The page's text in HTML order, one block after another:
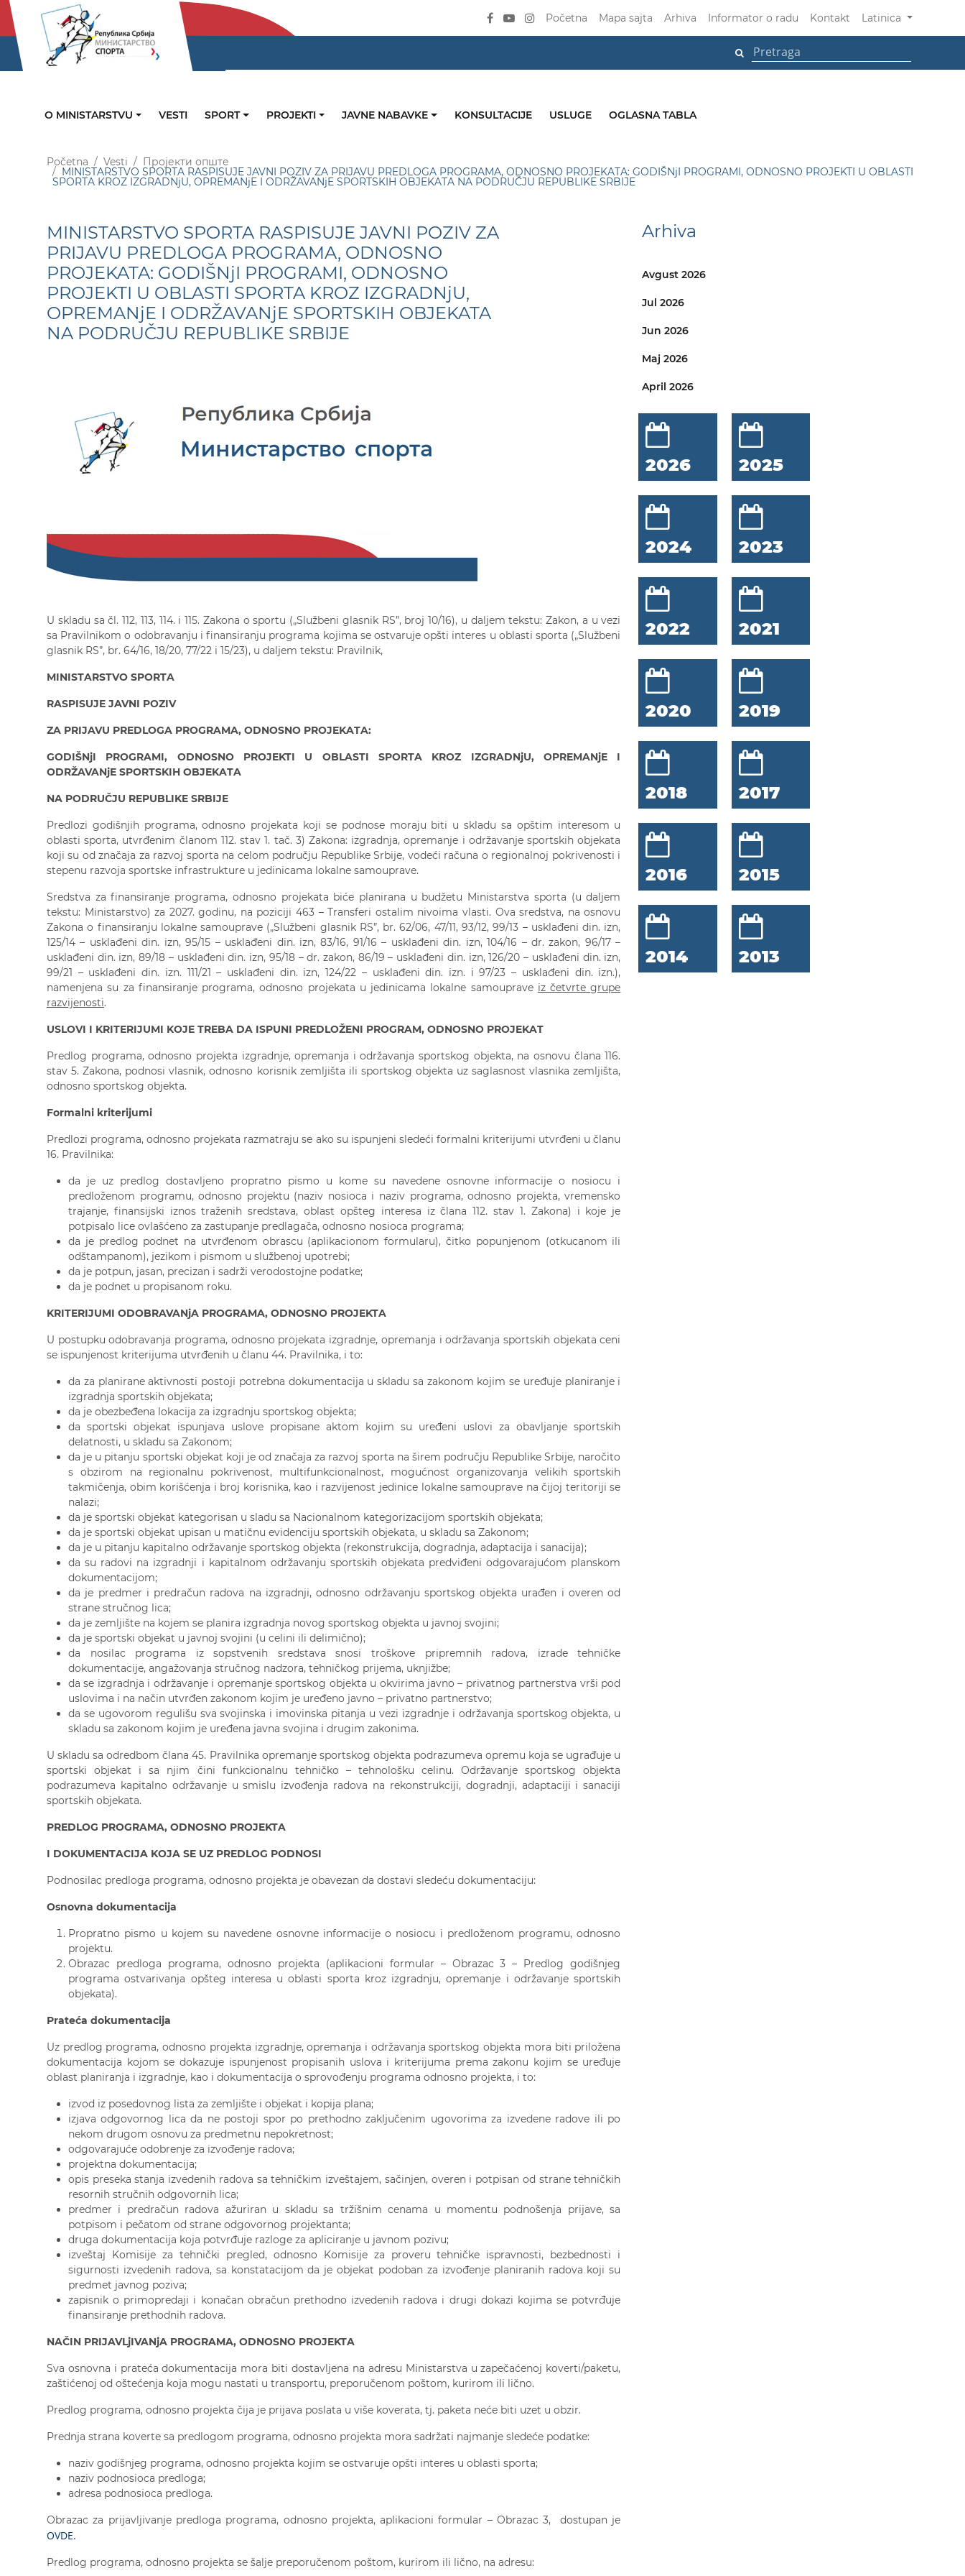
Početna Mapa sajta Arhiva Informator o radu Kontakt Latinica
O MINISTARSTVU VESTI SPORT PROJEKTI JAVNE NABAVKE KONSULTACIJE USLUGE OGLASNA TABLA
Početna Vesti Пројекти опште
MINISTARSTVO SPORTA RASPISUJE JAVNI POZIV ZA PRIJAVU PREDLOGA PROGRAMA, ODNOSNO PROJEKATA: GODIŠNjI PROGRAMI, ODNOSNO PROJEKTI U OBLASTI
SPORTA KROZ IZGRADNjU, OPREMANjE I ODRŽAVANjE SPORTSKIH OBJEKATA NA PODRUČJU REPUBLIKE SRBIJE
MINISTARSTVO SPORTA RASPISUJE JAVNI POZIV ZA
PRIJAVU PREDLOGA PROGRAMA, ODNOSNO
PROJEKATA: GODIŠNjI PROGRAMI, ODNOSNO
PROJEKTI U OBLASTI SPORTA KROZ IZGRADNjU,
OPREMANjE I ODRŽAVANjE SPORTSKIH OBJEKATA
NA PODRUČJU REPUBLIKE SRBIJE
U skladu sa čl. 112, 113, 114. i 115. Zakona o sportu („Službeni glasnik RS”, broj 10/16), u daljem tekstu: Zakon, a u vezi
sa Pravilnikom o odobravanju i finansiranju programa kojima se ostvaruje opšti interes u oblasti sporta („Službeni
glasnik RS”, br. 64/16, 18/20, 77/22 i 15/23), u daljem tekstu: Pravilnik,
MINISTARSTVO SPORTA
RASPISUJE JAVNI POZIV
ZA PRIJAVU PREDLOGA PROGRAMA, ODNOSNO PROJEKATA:
GODIŠNjI PROGRAMI, ODNOSNO PROJEKTI
U OBLASTI SPORTA KROZ IZGRADNjU, OPREMANjE I
ODRŽAVANjE SPORTSKIH OBJEKATA
NA PODRUČJU REPUBLIKE SRBIJE
Predlozi godišnjih programa, odnosno projekata koji se podnose moraju biti u skladu sa opštim interesom u
oblasti sporta, utvrđenim članom 112. stav 1. tač. 3) Zakona: izgradnja, opremanje i održavanje sportskih objekata
koji su od značaja za razvoj sporta na celom području Republike Srbije, vodeći računa o regionalnoj pokrivenosti i
stepenu razvoja sportske infrastrukture u jedinicama lokalne samouprave.
Sredstva za finansiranje programa, odnosno projekata biće planirana u budžetu Ministarstva sporta (u daljem
tekstu: Ministarstvo) za 2027. godinu, na poziciji 463 – Transferi ostalim nivoima vlasti. Ova sredstva, na osnovu
Zakona o finansiranju lokalne samouprave („Službeni glasnik RS”, br. 62/06, 47/11, 93/12, 99/13 – usklađeni din. izn,
125/14 – usklađeni din. izn, 95/15 – usklađeni din. izn, 83/16, 91/16 – usklađeni din. izn, 104/16 – dr. zakon, 96/17 –
usklađeni din. izn, 89/18 – usklađeni din. izn, 95/18 – dr. zakon, 86/19 – usklađeni din. izn, 126/20 – usklađeni din. izn,
99/21 – usklađeni din. izn. 111/21 – usklađeni din. izn, 124/22 – usklađeni din. izn. i 97/23 – usklađeni din. izn.),
namenjena su za finansiranje programa, odnosno projekata u jedinicama lokalne samouprave iz četvrte grupe
razvijenosti.
USLOVI I KRITERIJUMI KOJE TREBA DA ISPUNI PREDLOŽENI PROGRAM, ODNOSNO PROJEKAT
Predlog programa, odnosno projekta izgradnje, opremanja i održavanja sportskog objekta, na osnovu člana 116.
stav 5. Zakona, podnosi vlasnik, odnosno korisnik zemljišta ili sportskog objekta uz saglasnost vlasnika zemljišta,
odnosno sportskog objekta.
Formalni kriterijumi
Predlozi programa, odnosno projekata razmatraju se ako su ispunjeni sledeći formalni kriterijumi utvrđeni u članu
16. Pravilnika:
da je uz predlog dostavljeno propratno pismo u kome su navedene osnovne informacije o nosiocu i
predloženom programu, odnosno projektu (naziv nosioca i naziv programa, odnosno projekta, vremensko
trajanje, finansijski iznos traženih sredstava, oblast opšteg interesa iz člana 112. stav 1. Zakona) i koje je
potpisalo lice ovlašćeno za zastupanje predlagača, odnosno nosioca programa;
da je predlog podnet na utvrđenom obrascu (aplikacionom formularu), čitko popunjenom (otkucanom ili
odštampanom), jezikom i pismom u službenoj upotrebi;
da je potpun, jasan, precizan i sadrži verodostojne podatke;
da je podnet u propisanom roku.
KRITERIJUMI ODOBRAVANjA PROGRAMA, ODNOSNO PROJEKTA
U postupku odobravanja programa, odnosno projekata izgradnje, opremanja i održavanja sportskih objekata ceni
se ispunjenost kriterijuma utvrđenih u članu 44. Pravilnika, i to:
da za planirane aktivnosti postoji potrebna dokumentacija u skladu sa zakonom kojim se uređuje planiranje i
izgradnja sportskih objekata;
da je obezbeđena lokacija za izgradnju sportskog objekta;
da sportski objekat ispunjava uslove propisane aktom kojim su uređeni uslovi za obavljanje sportskih
delatnosti, u skladu sa Zakonom;
da je u pitanju sportski objekat koji je od značaja za razvoj sporta na širem području Republike Srbije, naročito
s obzirom na regionalnu pokrivenost, multifunkcionalnost, mogućnost organizovanja velikih sportskih
takmičenja, obim korišćenja i broj korisnika, kao i razvijenost jedinice lokalne samouprave na čijoj teritoriji se
nalazi;
da je sportski objekat kategorisan u sladu sa Nacionalnom kategorizacijom sportskih objekata;
da je sportski objekat upisan u matičnu evidenciju sportskih objekata, u skladu sa Zakonom;
da je u pitanju kapitalno održavanje sportskog objekta (rekonstrukcija, dogradnja, adaptacija i sanacija);
da su radovi na izgradnji i kapitalnom održavanju sportskih objekata predviđeni odgovarajućom planskom
dokumentacijom;
da je predmer i predračun radova na izgradnji, odnosno održavanju sportskog objekta urađen i overen od
strane stručnog lica;
da je zemljište na kojem se planira izgradnja novog sportskog objekta u javnoj svojini;
da je sportski objekat u javnoj svojini (u celini ili delimično);
da nosilac programa iz sopstvenih sredstava snosi troškove pripremnih radova, izrade tehničke
dokumentacije, angažovanja stručnog nadzora, tehničkog prijema, uknjižbe;
da se izgradnja i održavanje i opremanje sportskog objekta u okvirima javno – privatnog partnerstva vrši pod
uslovima i na način utvrđen zakonom kojim je uređeno javno – privatno partnerstvo;
da se ugovorom regulišu sva svojinska i imovinska pitanja u vezi izgradnje i održavanja sportskog objekta, u
skladu sa zakonom kojim je uređena javna svojina i drugim zakonima.
U skladu sa odredbom člana 45. Pravilnika opremanje sportskog objekta podrazumeva opremu koja se ugrađuje u
sportski objekat i sa njim čini funkcionalnu tehničko – tehnološku celinu. Održavanje sportskog objekta
podrazumeva kapitalno održavanje u smislu izvođenja radova na rekonstrukciji, dogradnji, adaptaciji i sanaciji
sportskih objekata.
PREDLOG PROGRAMA, ODNOSNO PROJEKTA
I DOKUMENTACIJA KOJA SE UZ PREDLOG PODNOSI
Podnosilac predloga programa, odnosno projekta je obavezan da dostavi sledeću dokumentaciju:
Osnovna dokumentacija
Propratno pismo u kojem su navedene osnovne informacije o nosiocu i predloženom programu, odnosno
projektu.
Obrazac predloga programa, odnosno projekta (aplikacioni formular – Obrazac 3 – Predlog godišnjeg
programa ostvarivanja opšteg interesa u oblasti sporta kroz izgradnju, opremanje i održavanje sportskih
objekata).
Prateća dokumentacija
Uz predlog programa, odnosno projekta izgradnje, opremanja i održavanja sportskog objekta mora biti priložena
dokumentacija kojom se dokazuje ispunjenost propisanih uslova i kriterijuma prema zakonu kojim se uređuje
oblast planiranja i izgradnje, kao i dokumentacija o sprovođenju programa odnosno projekta, i to:
izvod iz posedovnog lista za zemljište i objekat i kopija plana;
izjava odgovornog lica da ne postoji spor po prethodno zaključenim ugovorima za izvedene radove ili po
nekom drugom osnovu za predmetnu nepokretnost;
odgovarajuće odobrenje za izvođenje radova;
projektna dokumentacija;
opis preseka stanja izvedenih radova sa tehničkim izveštajem, sačinjen, overen i potpisan od strane tehničkih
resornih stručnih odgovornih lica;
predmer i predračun radova ažuriran u skladu sa tržišnim cenama u momentu podnošenja prijave, sa
potpisom i pečatom od strane odgovornog projektanta;
druga dokumentacija koja potvrđuje razloge za apliciranje u javnom pozivu;
izveštaj Komisije za tehnički pregled, odnosno Komisije za proveru tehničke ispravnosti, bezbednosti i
sigurnosti izvedenih radova, sa konstatacijom da je objekat podoban za izvođenje planiranih radova koji su
predmet javnog poziva;
zapisnik o primopredaji i konačan obračun prethodno izvedenih radova i drugi dokazi kojima se potvrđuje
finansiranje prethodnih radova.
NAČIN PRIJAVLjIVANjA PROGRAMA, ODNOSNO PROJEKTA
Sva osnovna i prateća dokumentacija mora biti dostavljena na adresu Ministarstva u zapečaćenoj koverti/paketu,
zaštićenoj od oštećenja koja mogu nastati u transportu, preporučenom poštom, kurirom ili lično.
Predlog programa, odnosno projekta čija je prijava poslata u više koverata, tj. paketa neće biti uzet u obzir.
Prednja strana koverte sa predlogom programa, odnosno projekta mora sadržati najmanje sledeće podatke:
naziv godišnjeg programa, odnosno projekta kojim se ostvaruje opšti interes u oblasti sporta;
naziv podnosioca predloga;
adresa podnosioca predloga.
Obrazac za prijavljivanje predloga programa, odnosno projekta, aplikacioni formular – Obrazac 3, dostupan je
OVDE.
Predlog programa, odnosno projekta se šalje preporučenom poštom, kurirom ili lično, na adresu:
Arhiva
Avgust 2026
Jul 2026
Jun 2026
Maj 2026
April 2026
2026 2025
2024 2023
2022 2021
2020 2019
2018 2017
2016 2015
2014 2013